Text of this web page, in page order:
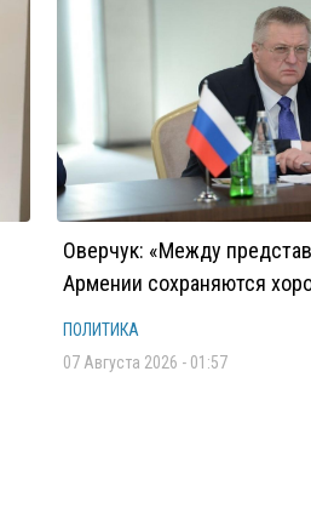
Оверчук: «Между
Армении сохраняются
ПОЛИТИКА
07 Августа 2026 - 01:57